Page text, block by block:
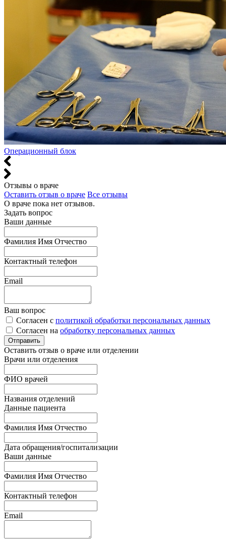
Операционный блок
Отзывы о враче
Оставить отзыв о враче Все отзывы
О враче пока нет отзывов.
Задать вопрос
Ваши данные
Фамилия Имя Отчество
Контактный телефон
Email
Ваш вопрос
Согласен с политикой обработки персональных данных
Согласен на обработку персональных данных
Оставить отзыв о враче или отделении
Врачи или отделения
ФИО врачей
Названия отделений
Данные пациента
Фамилия Имя Отчество
Дата обращения/госпитализации
Ваши данные
Фамилия Имя Отчество
Контактный телефон
Email